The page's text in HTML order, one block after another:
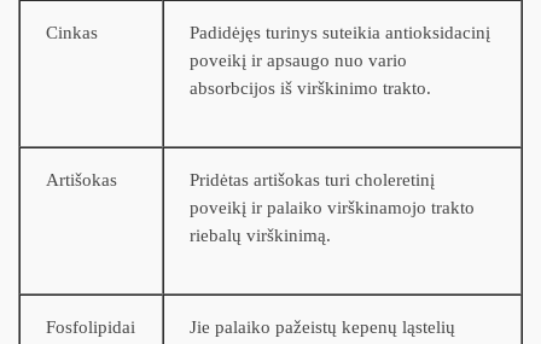
Cinkas
Padidėjęs turinys suteikia antioksidacinį
poveikį ir apsaugo nuo vario
absorbcijos iš virškinimo trakto.
Artišokas
Pridėtas artišokas turi choleretinį
poveikį ir palaiko virškinamojo trakto
riebalų virškinimą.
Fosfolipidai
Jie palaiko pažeistų kepenų ląstelių